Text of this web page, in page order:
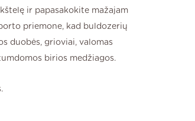
ir papasakokite mažajam
priemone, kad buldozerių
duobės, grioviai, valomas
birios medžiagos.